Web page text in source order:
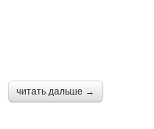
читать дальше →